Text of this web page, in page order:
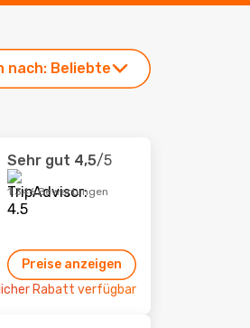
nach: Beliebte
Sehr gut 4,5/5
1.346 Bewertungen
Preise anzeigen
Rabatt verfügbar